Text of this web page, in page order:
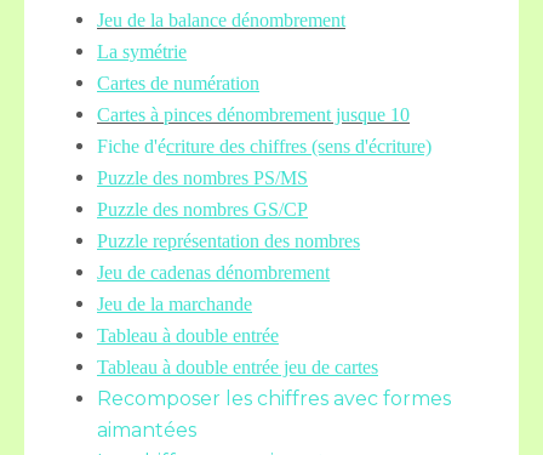
Jeu de la balance dénombrement
La symétrie
Cartes de numération
Cartes à pinces dénombrement jusque 10
Fiche d'écriture des chiffres (sens d'écriture)
Puzzle des nombres PS/MS
Puzzle des nombres GS/CP
Puzzle représentation des nombres
Jeu de cadenas dénombrement
Jeu de la marchande
Tableau à double entrée
Tableau à double entrée jeu de cartes
Recomposer les chiffres avec formes
aimantées